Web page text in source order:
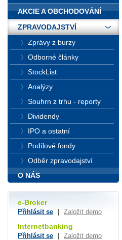
AKCIE A OBCHODOVÁNÍ
ZPRAVODAJSTVÍ
Zprávy z burzy
Odborné články
StockList
Analýzy
Souhrn z trhu - reporty
Dividendy
IPO a ostatní
Podílové fondy
Odběr zpravodajství
O NÁS
e-Broker
Přihlásit se Založit demo
Internetbanking
Přihlásit se Založit demo